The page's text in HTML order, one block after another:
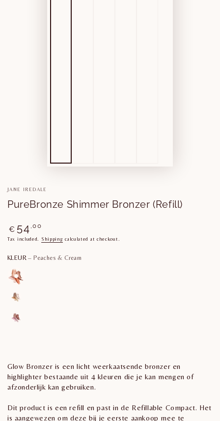
JANE IREDALE
PureBronze Shimmer Bronzer (Refill)
Regular
price
€ 54 ,00
Tax included. Shipping calculated at checkout.
KLEUR– Peaches & Cream
Glow Bronzer is een licht weerkaatsende bronzer en
highlighter bestaande uit 4 kleuren die je kan mengen of
afzonderlijk kan gebruiken.
Dit product is een refill en past in de Refillable Compact. Het
is aangewezen om deze bij je eerste aankoop mee te